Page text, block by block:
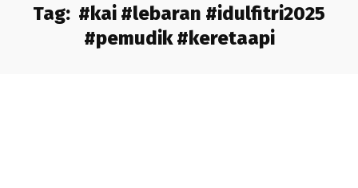
Tag: #kai #lebaran #idulfitri2025
#pemudik #keretaapi